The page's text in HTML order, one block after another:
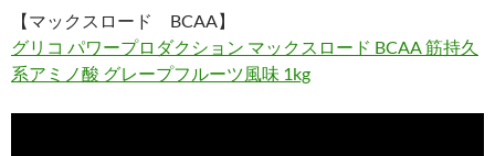
【マックスロード BCAA】
グリコ パワープロダクション マックスロード BCAA 筋持久
系アミノ酸 グレープフルーツ風味 1kg